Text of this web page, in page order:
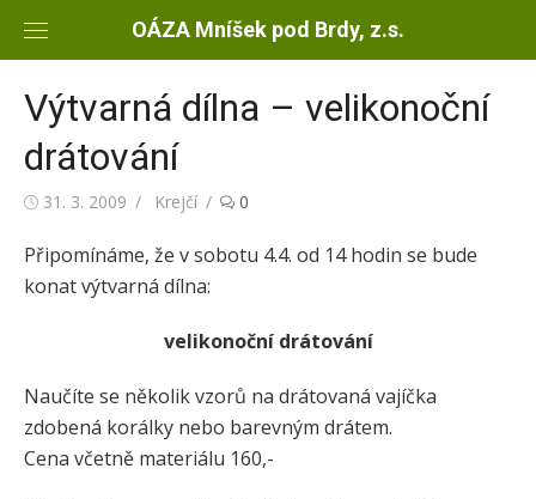
OÁZA Mníšek pod Brdy, z.s.
Výtvarná dílna – velikonoční
drátování
Posted
31. 3. 2009 Author
Krejčí 0
Připomínáme, že v sobotu 4.4. od 14 hodin se bude
konat výtvarná dílna:
velikonoční drátování
Naučíte se několik vzorů na drátovaná vajíčka
zdobená korálky nebo barevným drátem.
Cena včetně materiálu 160,-